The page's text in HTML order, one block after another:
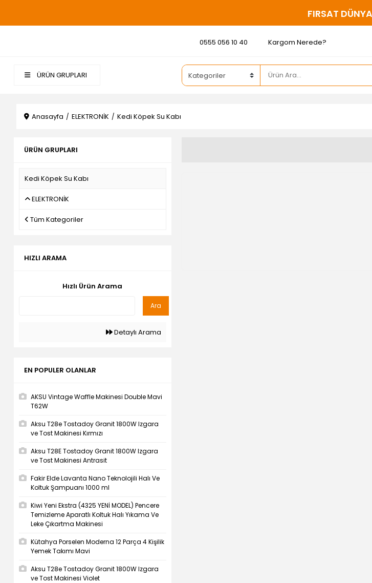
200 ₺ ve ÜZERİ
0555 056 10 40 Kargom Nerede?
ÜRÜN GRUPLARI
Anasayfa ELEKTRONİK Kedi Köpek Su Kabı
ÜRÜN GRUPLARI
Kedi Köpek Su Kabı
ELEKTRONİK
Tüm Kategoriler
HIZLI ARAMA
Hızlı Ürün Arama
Ara
Detaylı Arama
EN POPULER OLANLAR
AKSU Vintage Waffle Makinesi Double Mavi
T62W
Aksu T28e Tostadoy Granit 1800W Izgara
ve Tost Makinesi Kırmızı
Aksu T28E Tostadoy Granit 1800W Izgara
ve Tost Makinesi Antrasit
Fakir Elde Lavanta Nano Teknolojili Halı Ve
Koltuk Şampuanı 1000 ml
Kiwi Yeni Ekstra (4325 YENİ MODEL) Pencere
Temizleme Aparatlı Koltuk Halı Yıkama Ve
Leke Çıkartma Makinesi
Kütahya Porselen Moderna 12 Parça 4 Kişilik
Yemek Takımı Mavi
Aksu T28e Tostadoy Granit 1800W Izgara
ve Tost Makinesi Violet